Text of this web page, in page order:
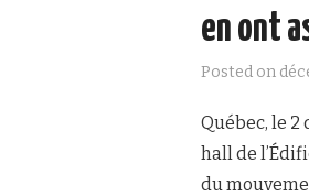
en ont
Posted on
Québec, le
hall de
du